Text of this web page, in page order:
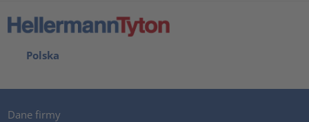
Polska
Dane firmy